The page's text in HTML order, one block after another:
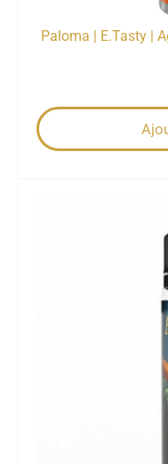
Paloma | E.Tasty |